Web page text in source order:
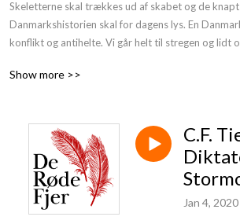
Skeletterne skal trækkes ud af skabet og de
Danmarkshistorien skal for dagens lys. En
konflikt og antihelte. Vi går helt til stregen og lidt
din podcast:https: //deroedefjer.10er.app/
Show more >>
C.F.
Jan 4, 2020